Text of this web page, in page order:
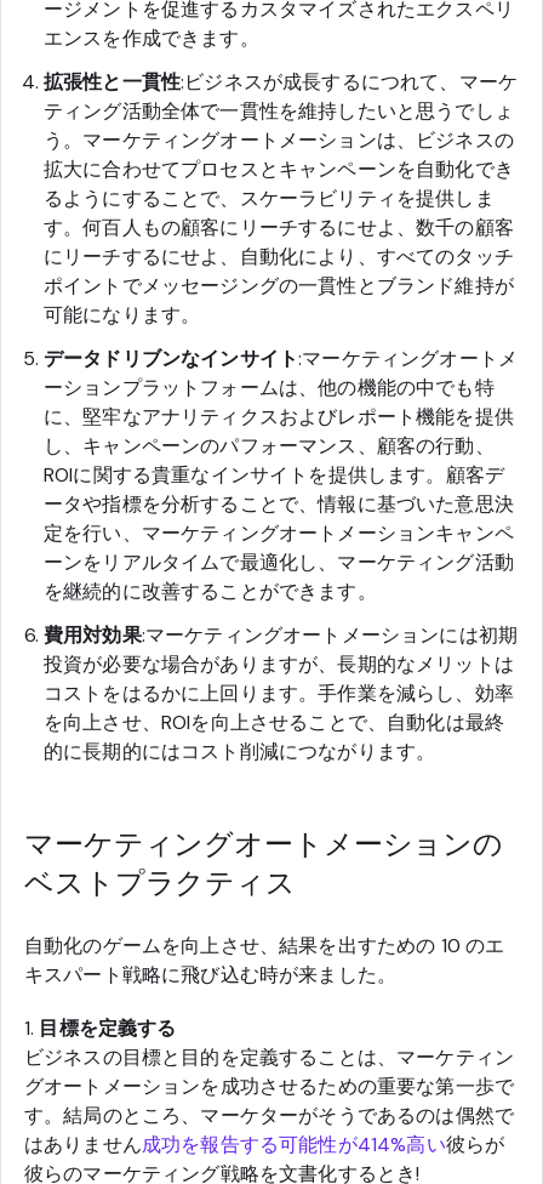
ージメントを促進するカスタマイズされたエクスペリ
エンスを作成できます。
拡張性と一貫性:ビジネスが成長するにつれて、マーケ
ティング活動全体で一貫性を維持したいと思うでしょ
う。マーケティングオートメーションは、ビジネスの
拡大に合わせてプロセスとキャンペーンを自動化でき
るようにすることで、スケーラビリティを提供しま
す。何百人もの顧客にリーチするにせよ、数千の顧客
にリーチするにせよ、自動化により、すべてのタッチ
ポイントでメッセージングの一貫性とブランド維持が
可能になります。
データドリブンなインサイト:マーケティングオートメ
ーションプラットフォームは、他の機能の中でも特
に、堅牢なアナリティクスおよびレポート機能を提供
し、キャンペーンのパフォーマンス、顧客の行動、
ROIに関する貴重なインサイトを提供します。顧客デ
ータや指標を分析することで、情報に基づいた意思決
定を行い、マーケティングオートメーションキャンペ
ーンをリアルタイムで最適化し、マーケティング活動
を継続的に改善することができます。
費用対効果:マーケティングオートメーションには初期
投資が必要な場合がありますが、長期的なメリットは
コストをはるかに上回ります。手作業を減らし、効率
を向上させ、ROIを向上させることで、自動化は最終
的に長期的にはコスト削減につながります。
マーケティングオートメーションの
ベストプラクティス
自動化のゲームを向上させ、結果を出すための 10 のエ
キスパート戦略に飛び込む時が来ました。
1. 目標を定義する
ビジネスの目標と目的を定義することは、マーケティン
グオートメーションを成功させるための重要な第一歩で
す。結局のところ、マーケターがそうであるのは偶然で
はありません成功を報告する可能性が414%高い彼らが
彼らのマーケティング戦略を文書化するとき!